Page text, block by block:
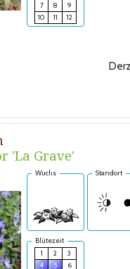
7
8
9
10
11 12
'La Grave'
Wuchs Standort
Blütezeit
1
2
3
4
5
6